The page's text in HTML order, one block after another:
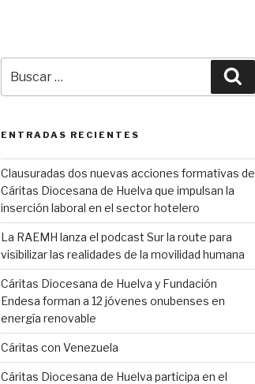
por:
ENTRADAS RECIENTES
Clausuradas dos nuevas acciones formativas de
Cáritas Diocesana de Huelva que impulsan la
inserción laboral en el sector hotelero
La RAEMH lanza el podcast Sur la route para
visibilizar las realidades de la movilidad humana
Cáritas Diocesana de Huelva y Fundación
Endesa forman a 12 jóvenes onubenses en
energía renovable
Cáritas con Venezuela
Cáritas Diocesana de Huelva participa en el